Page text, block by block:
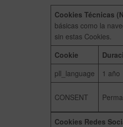
Cookies Técnicas
básicas como la
sin estas Cookies.
Cookie
pll_language
1 año
CONSENT
Cookies Redes